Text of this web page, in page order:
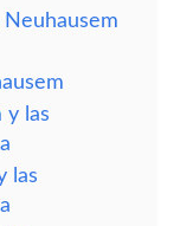
y las
las